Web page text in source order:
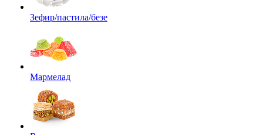
Зефир/пастила/безе
Мармелад